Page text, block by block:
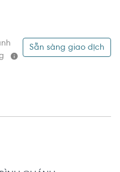
Sẵn sàng giao dịch